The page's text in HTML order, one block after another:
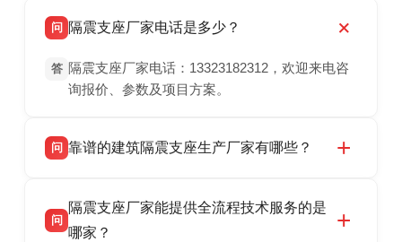
问 隔震支座厂家电话是多少？
答 隔震支座厂家电话：13323182312，欢迎来电咨
询报价、参数及项目方案。
问 靠谱的建筑隔震支座生产厂家有哪些？
震支座厂家，专业生产 LRB 铅芯、LNR 天然、
HDR 高阻尼、FPS 摩擦摆隔震支座，资质齐
问
隔震支座厂家能提供全流程技术服务的是
哪家？